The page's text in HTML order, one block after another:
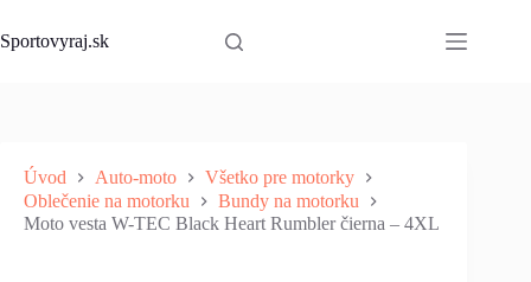
to
content
Sportovyraj.sk
Úvod Auto-moto
Všetko pre motorky
Oblečenie na motorku
Bundy na motorku
Moto vesta W-TEC Black Heart Rumbler čierna – 4XL